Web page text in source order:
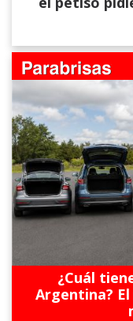
¿Cuál
Argentina?